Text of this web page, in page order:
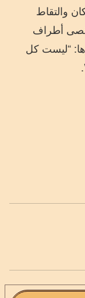
والتقاط
أطراف
“ليست كل